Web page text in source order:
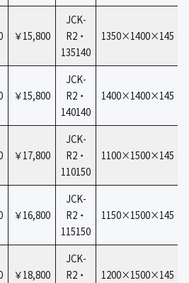
￥15,800
JCK-
R2・
135140
1350×1400×145
￥15,800
JCK-
R2・
140140
1400×1400×145
￥17,800
JCK-
R2・
110150
1100×1500×145
￥16,800
JCK-
R2・
115150
1150×1500×145
￥18,800
JCK-
R2・
1200×1500×145